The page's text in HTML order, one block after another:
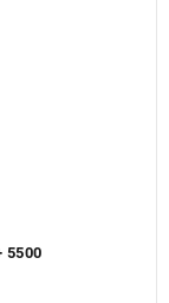
5500